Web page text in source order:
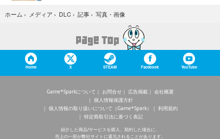
ホーム › メディア › DLC › 記事 › 写真・画像
Home X STEAM Facebook YouTube
Game*Sparkについて お問合せ 広告掲載
会社概要
個人情報保護方針
個人情報の取り扱いについて（Game*Spark）
利用規約
特定商取引法に基づく表記
紹介した商品/サービスを購入、契約した場合に、
売上の一部が弊社サイトに還元されることがあります。